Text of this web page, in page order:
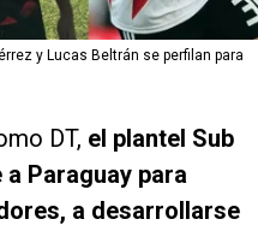
y Lucas Beltrán se perfilan para
DT, el plantel Sub
Paraguay para
a desarrollarse